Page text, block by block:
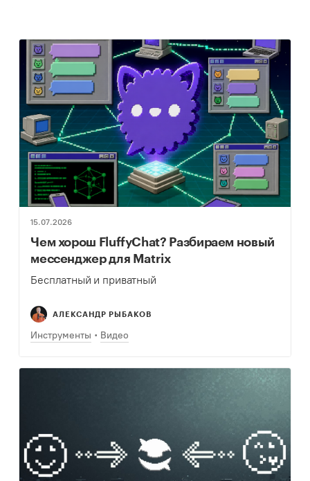
15.07.2026
Чем хорош FluffyChat? Разбираем новый
мессенджер для Matrix
Бесплатный и приватный
АЛЕКСАНДР РЫБАКОВ
Инструменты Видео